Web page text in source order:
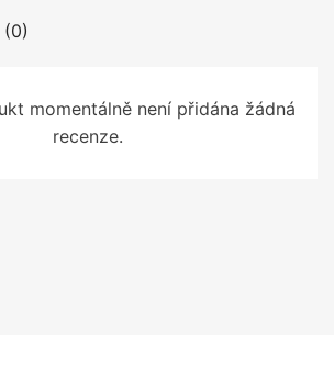
(0)
momentálně není přidána žádná
recenze.